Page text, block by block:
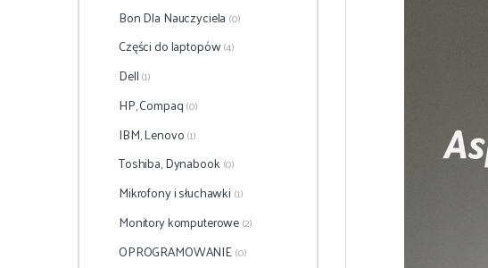
Bon Dla Nauczyciela (0)
Części do laptopów(4)
Dell(1)
HP, Compaq(0)
IBM, Lenovo(1)
Toshiba, Dynabook(0)
Mikrofony i słuchawki (1)
Monitory komputerowe(2)
OPROGRAMOWANIE(0)